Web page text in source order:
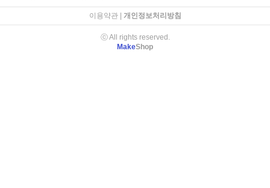
이용약관| 개인정보처리방침
ⓒ All rights reserved.
MakeShop